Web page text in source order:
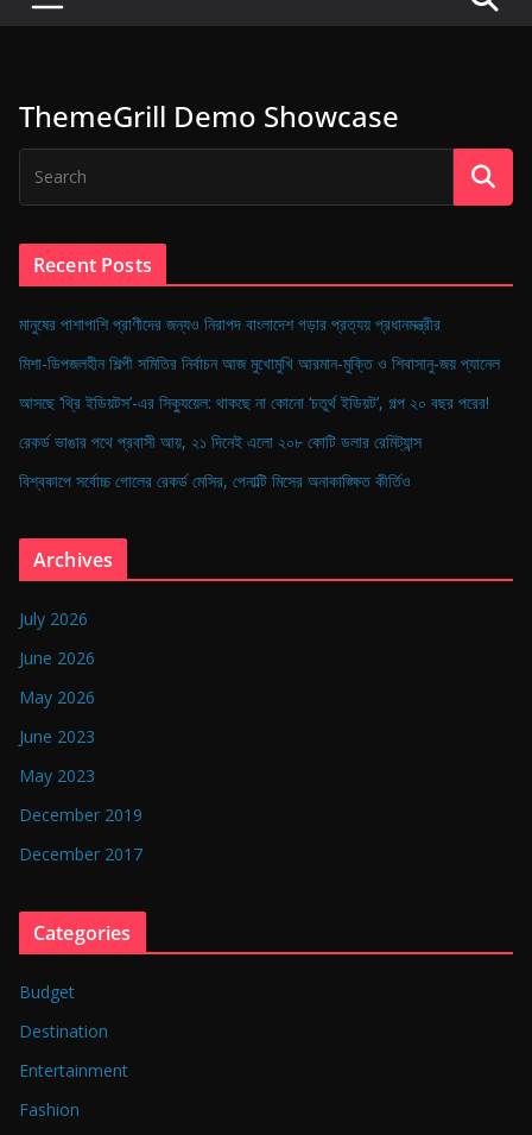
s
e
f
D
i
g
a
l
B
n
g
ThemeGrill Demo Showcase
Recent Posts
মানুষের পাশাপাশি প্রাণীদের জন্যও নিরাপদ বাংলাদেশ গড়ার প্রত্যয় প্রধানমন্ত্রীর
মিশা-ডিপজলহীন শিল্পী সমিতির নির্বাচন আজ মুখোমুখি আরমান-মুক্তি ও শিবাসানু-জয় প্যানেল
আসছে ‘থ্রি ইডিয়টস’-এর সিক্যুয়েল: থাকছে না কোনো ‘চতুর্থ ইডিয়ট’, গল্প ২০ বছর পরের!
রেকর্ড ভাঙার পথে প্রবাসী আয়, ২১ দিনেই এলো ২০৮ কোটি ডলার রেমিট্যান্স
বিশ্বকাপে সর্বোচ্চ গোলের রেকর্ড মেসির, পেনাল্টি মিসের অনাকাঙ্ক্ষিত কীর্তিও
Archives
July 2026
June 2026
May 2026
June 2023
May 2023
December 2019
December 2017
Categories
Budget
Destination
Entertainment
Fashion